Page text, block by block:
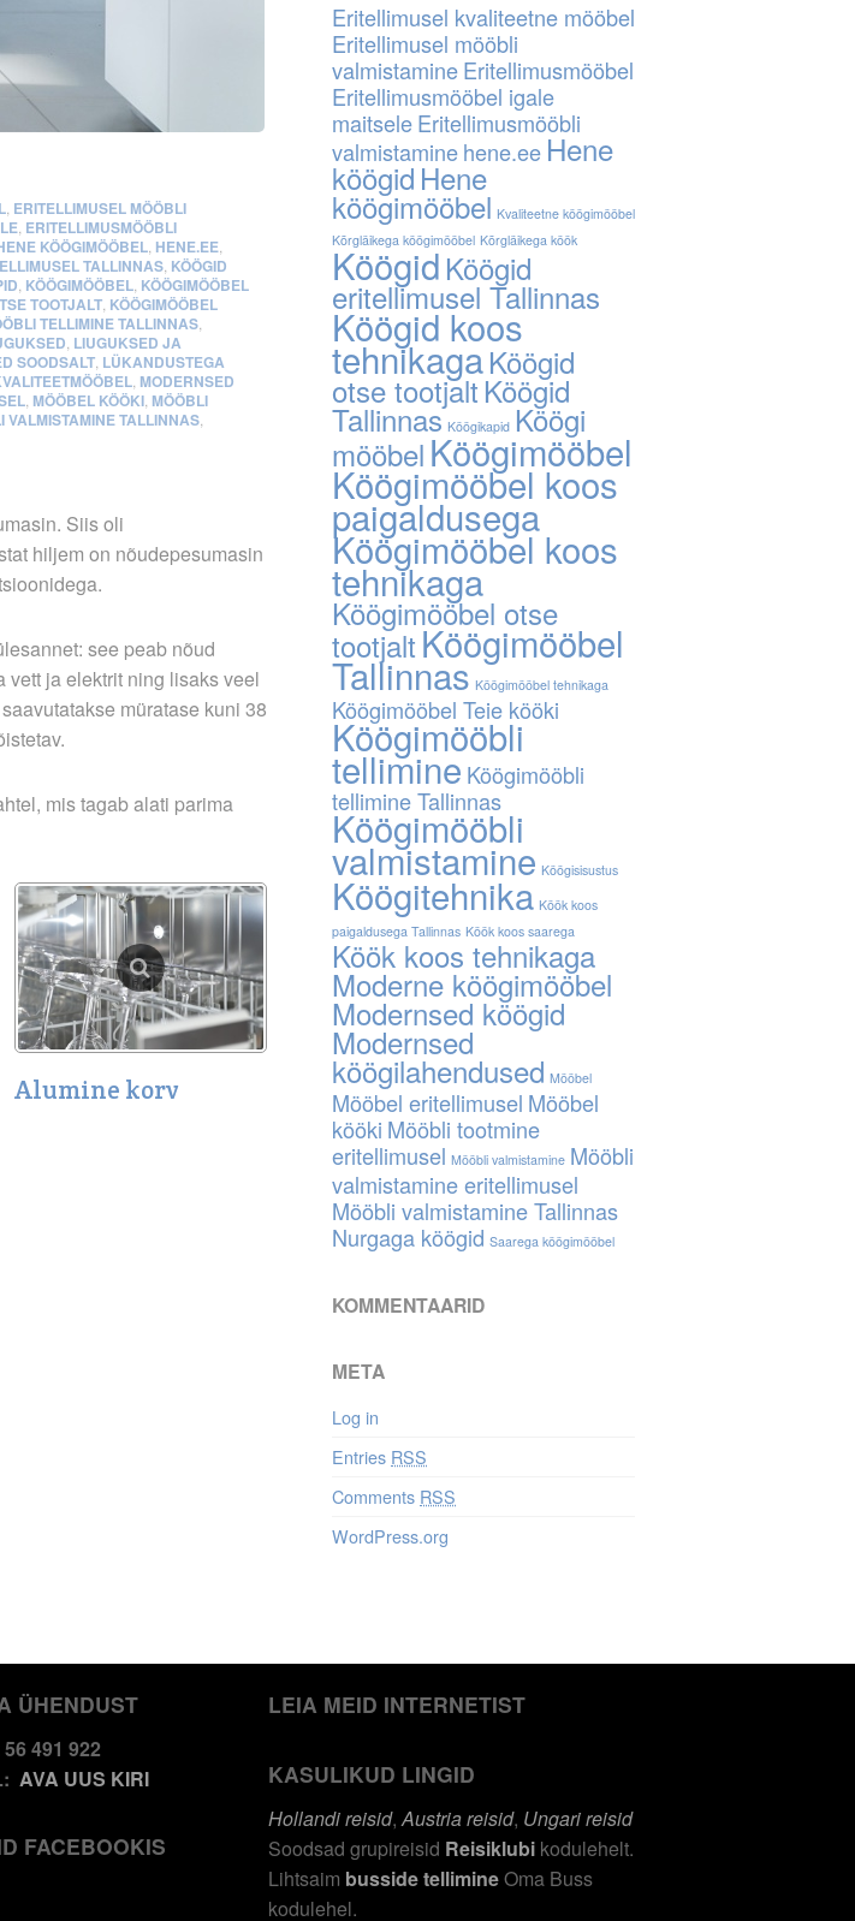
ERITELLIMUSEL MÖÖBLI
ERITELLIMUSMÖÖBLI
KÖÖGIMÖÖBEL HENE.EE
TALLINNAS KÖÖGID
KÖÖGIMÖÖBEL KÖÖGIMÖÖBEL
TOOTJALT KÖÖGIMÖÖBEL
TELLIMINE TALLINNAS
LIUGUKSED JA
SOODSALT LÜKANDUSTEGA
MODERNSED
MÖÖBEL KÖÖKI MÖÖBLI
VALMISTAMINE TALLINNAS
Siis oli
hiljem on nõudepesumasin
see peab nõud
vett ja elektrit ning lisaks veel
müratase kuni 38
mis tagab alati parima
Alumine korv
Eritellimusel kvaliteetne mööbel
Eritellimusel mööbli
valmistamineEritellimusmööbel
Eritellimusmööbel igale
maitseleEritellimusmööbli
valmistaminehene.ee Hene
köögid Hene
köögimööbel Kvaliteetne köögimööbel
Kõrgläikega köögimööbel Kõrgläikega köök
Köögid Köögid
eritellimusel Tallinnas
Köögid koos
tehnikagaKöögid
otse tootjalt Köögid
Tallinnas Köögikapid Köögi
mööbel Köögimööbel
Köögimööbel koos
paigaldusega
Köögimööbel koos
tehnikaga
Köögimööbel otse
tootjaltKöögimööbel
Tallinnas Köögimööbel tehnikaga
Köögimööbel Teie kööki
Köögimööbli
tellimineKöögimööbli
tellimine Tallinnas
Köögimööbli
valmistamine Köögisisustus
Köögitehnika Köök koos
paigaldusega Tallinnas Köök koos saarega
Köök koos tehnikaga
Moderne köögimööbel
Modernsed köögid
Modernsed
köögilahendused Mööbel
Mööbel eritellimusel Mööbel
kööki Mööbli tootmine
eritellimusel Mööbli valmistamine Mööbli
valmistamine eritellimusel
Mööbli valmistamine Tallinnas
Nurgaga köögid Saarega köögimööbel
KOMMENTAARID
META
Log in
Entries RSS
Comments RSS
WordPress.org
ÜHENDUST
491 922
AVA UUS KIRI
FACEBOOKIS
LEIA MEID INTERNETIST
KASULIKUD LINGID
Hollandi reisid,Austria reisid, Ungari reisid
Soodsad grupireisid Reisiklubikodulehelt.
Lihtsaim busside tellimineOma Buss
kodulehel.